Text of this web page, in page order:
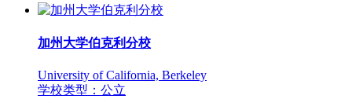
加州大学伯克利分校
University of California, Berkeley
学校类型：公立